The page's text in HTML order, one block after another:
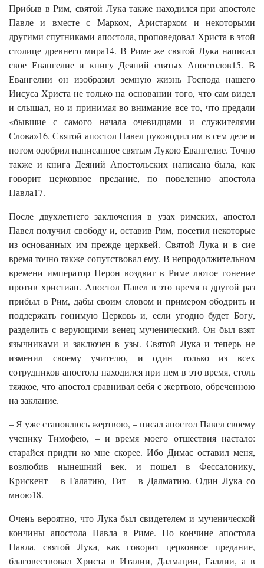
Прибыв в Рим, святой Лука также находился при апостоле
Павле и вместе с Марком, Аристархом и некоторыми
другими спутниками апостола, проповедовал Христа в этой
столице древнего мира14. В Риме же святой Лука написал
свое Евангелие и книгу Деяний святых Апостолов15. В
Евангелии он изобразил земную жизнь Господа нашего
Иисуса Христа не только на основании того, что сам видел
и слышал, но и принимая во внимание все то, что предали
«бывшие с самого начала очевидцами и служителями
Слова»16. Святой апостол Павел руководил им в сем деле и
потом одобрил написанное святым Лукою Евангелие. Точно
также и книга Деяний Апостольских написана была, как
говорит церковное предание, по повелению апостола
Павла17.
После двухлетнего заключения в узах римских, апостол
Павел получил свободу и, оставив Рим, посетил некоторые
из основанных им прежде церквей. Святой Лука и в сие
время точно также сопутствовал ему. В непродолжительном
времени император Нерон воздвиг в Риме лютое гонение
против христиан. Апостол Павел в это время в другой раз
прибыл в Рим, дабы своим словом и примером ободрить и
поддержать гонимую Церковь и, если угодно будет Богу,
разделить с верующими венец мученический. Он был взят
язычниками и заключен в узы. Святой Лука и теперь не
изменил своему учителю, и один только из всех
сотрудников апостола находился при нем в это время, столь
тяжкое, что апостол сравнивал себя с жертвою, обреченною
на заклание.
– Я уже становлюсь жертвою, – писал апостол Павел своему
ученику Тимофею, – и время моего отшествия настало:
старайся придти ко мне скорее. Ибо Димас оставил меня,
возлюбив нынешний век, и пошел в Фессалонику,
Крискент – в Галатию, Тит – в Далматию. Один Лука со
мною18.
Очень вероятно, что Лука был свидетелем и мученической
кончины апостола Павла в Риме. По кончине апостола
Павла, святой Лука, как говорит церковное предание,
благовествовал Христа в Италии, Далмации, Галлии, а в